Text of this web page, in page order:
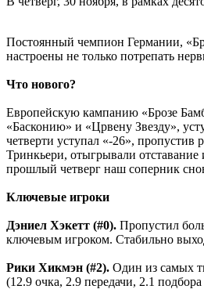
Постоянный чемпион Германии,
настроены не только потрепать
Что нового?
Европейскую кампанию «Брозе
«Басконию» и «Црвену Звезду»,
четверти уступал «-26»,
Тринкьери, отыгрывали
прошлый четверг наш соперник
Ключевые игроки
Дэниел Хэкетт (#0). Пропустил
ключевым игроком. Стабильно
Рики Хикмэн (#2). Один из самых
(12.9 очка, 2.9 передачи, 2.1